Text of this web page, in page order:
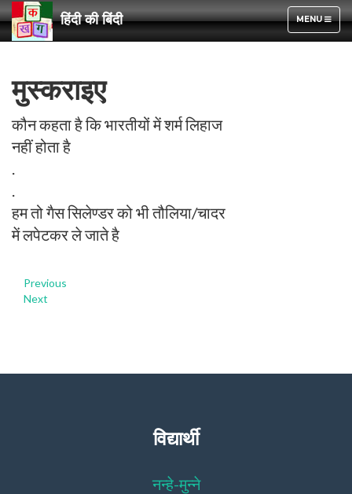
TOGGLE
NAVIGATION
MENU
हिंदी की बिंदी
मुस्कराइए
कौन कहता है कि भारतीयों में शर्म लिहाज
नहीं होता है
.
.
हम तो गैस सिलेण्डर को भी तौलिया/चादर
में लपेटकर ले जाते है
Previous
Next
विद्यार्थी
नन्हे-मुन्ने